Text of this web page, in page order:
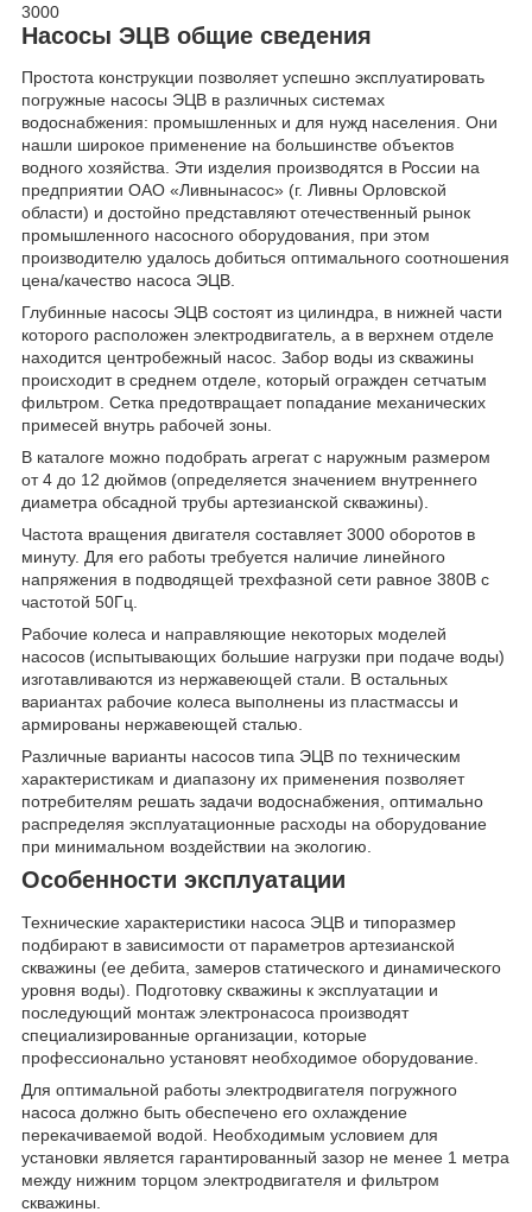
3000
Насосы ЭЦВ общие сведения
Простота конструкции позволяет успешно эксплуатировать
погружные насосы ЭЦВ в различных системах
водоснабжения: промышленных и для нужд населения. Они
нашли широкое применение на большинстве объектов
водного хозяйства. Эти изделия производятся в России на
предприятии ОАО «Ливнынасос» (г. Ливны Орловской
области) и достойно представляют отечественный рынок
промышленного насосного оборудования, при этом
производителю удалось добиться оптимального соотношения
цена/качество насоса ЭЦВ.
Глубинные насосы ЭЦВ состоят из цилиндра, в нижней части
которого расположен электродвигатель, а в верхнем отделе
находится центробежный насос. Забор воды из скважины
происходит в среднем отделе, который огражден сетчатым
фильтром. Сетка предотвращает попадание механических
примесей внутрь рабочей зоны.
В каталоге можно подобрать агрегат с наружным размером
от 4 до 12 дюймов (определяется значением внутреннего
диаметра обсадной трубы артезианской скважины).
Частота вращения двигателя составляет 3000 оборотов в
минуту. Для его работы требуется наличие линейного
напряжения в подводящей трехфазной сети равное 380В с
частотой 50Гц.
Рабочие колеса и направляющие некоторых моделей
насосов (испытывающих большие нагрузки при подаче воды)
изготавливаются из нержавеющей стали. В остальных
вариантах рабочие колеса выполнены из пластмассы и
армированы нержавеющей сталью.
Различные варианты насосов типа ЭЦВ по техническим
характеристикам и диапазону их применения позволяет
потребителям решать задачи водоснабжения, оптимально
распределяя эксплуатационные расходы на оборудование
при минимальном воздействии на экологию.
Особенности эксплуатации
Технические характеристики насоса ЭЦВ и типоразмер
подбирают в зависимости от параметров артезианской
скважины (ее дебита, замеров статического и динамического
уровня воды). Подготовку скважины к эксплуатации и
последующий монтаж электронасоса производят
специализированные организации, которые
профессионально установят необходимое оборудование.
Для оптимальной работы электродвигателя погружного
насоса должно быть обеспечено его охлаждение
перекачиваемой водой. Необходимым условием для
установки является гарантированный зазор не менее 1 метра
между нижним торцом электродвигателя и фильтром
скважины.